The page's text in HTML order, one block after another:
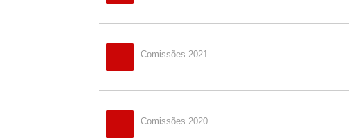
Comissões 2021
Comissões 2020